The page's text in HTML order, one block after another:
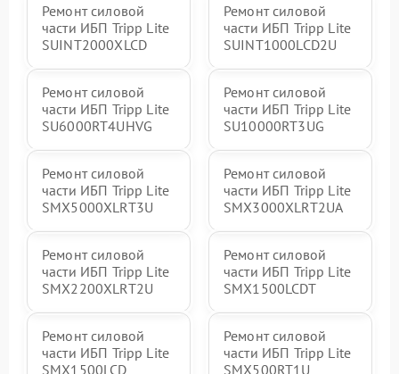
Ремонт силовой
части ИБП Tripp Lite
SUINT2000XLCD
Ремонт силовой
части ИБП Tripp Lite
SUINT1000LCD2U
Ремонт силовой
части ИБП Tripp Lite
SU6000RT4UHVG
Ремонт силовой
части ИБП Tripp Lite
SU10000RT3UG
Ремонт силовой
части ИБП Tripp Lite
SMX5000XLRT3U
Ремонт силовой
части ИБП Tripp Lite
SMX3000XLRT2UA
Ремонт силовой
части ИБП Tripp Lite
SMX2200XLRT2U
Ремонт силовой
части ИБП Tripp Lite
SMX1500LCDT
Ремонт силовой
части ИБП Tripp Lite
SMX1500LCD
Ремонт силовой
части ИБП Tripp Lite
SMX500RT1U